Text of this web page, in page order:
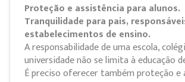
Proteção e assistência para alunos.
Tranquilidade para pais,
estabelecimentos de ensino.
A responsabilidade de uma escola,
universidade não se limita à educação
É preciso oferecer também proteção e